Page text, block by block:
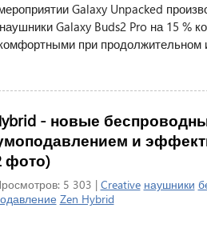
Galaxy Unpacked
Galaxy Buds2 Pro на 15 %
при продолжительном
- новые
и
фото)
5 303 | Creative наушники
Zen Hybrid